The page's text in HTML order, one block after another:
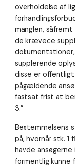
overholdelse af
manglen,
de krævede
supplerende
disse er
pågældende
fastsat frist at
3.”
Bestemmelsens
på, hvornår stk. 1
havde ansøgerne
formentlig kunne